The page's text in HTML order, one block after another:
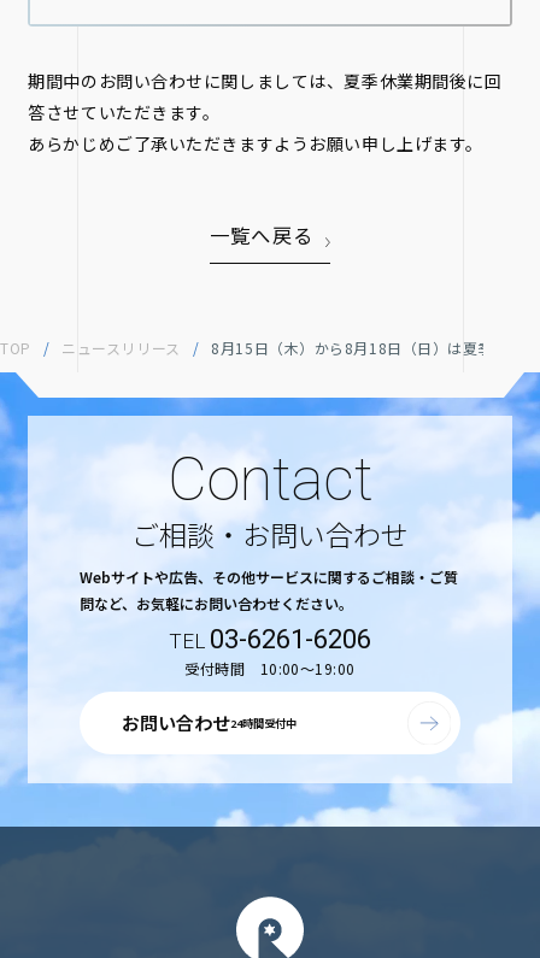
期間中のお問い合わせに関しましては、夏季休業期間後に回
答させていただきます。
あらかじめご了承いただきますようお願い申し上げます。
一覧へ戻る
TOP / ニュースリリース / 8月15日（木）から8月18日（日）は夏季休業
Contact
ご相談・お問い合わせ
Webサイトや広告、その他サービスに関するご相談・ご質
問など、 お気軽にお問い合わせください。
03-6261-6206
受付時間 10:00〜19:00
お問い合わせ24時間受付中